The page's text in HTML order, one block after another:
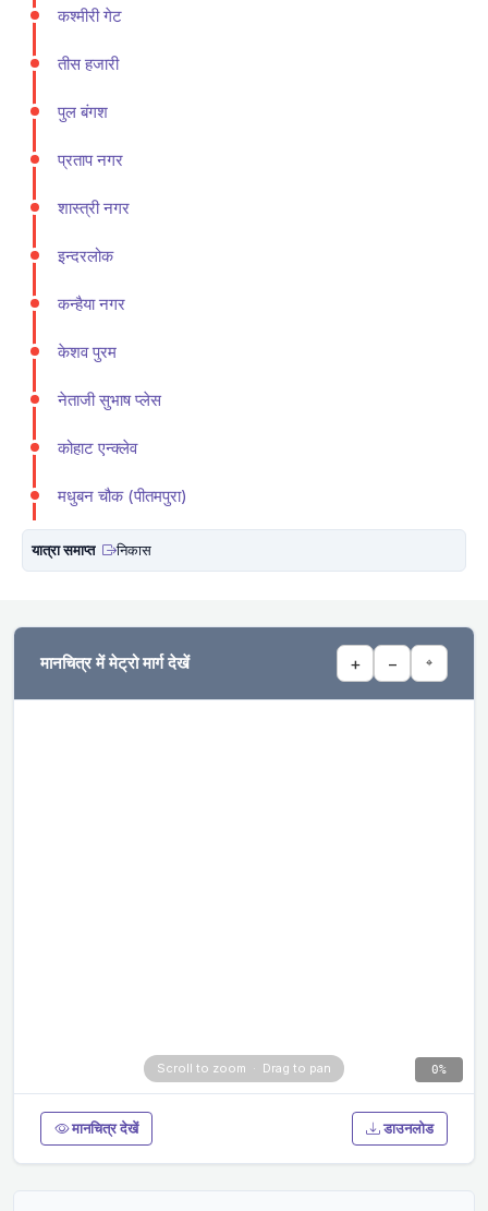
कश्मीरी गेट
तीस हजारी
पुल बंगश
प्रताप नगर
शास्त्री नगर
इन्दरलोक
कन्हैया नगर
केशव पुरम
नेताजी सुभाष प्लेस
कोहाट एन्क्लेव
मधुबन चौक (पीतमपुरा)
यात्रा समाप्त निकास
मानचित्र में मेट्रो मार्ग देखें + − ⌖
0%
मानचित्र देखें डाउनलोड